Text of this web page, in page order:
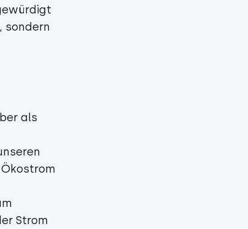
sondern
als
Strom